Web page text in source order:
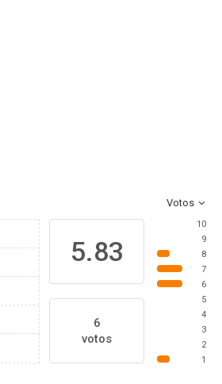
Votos
5.83
6
votos
10
9
8
7
6
5
4
3
2
1